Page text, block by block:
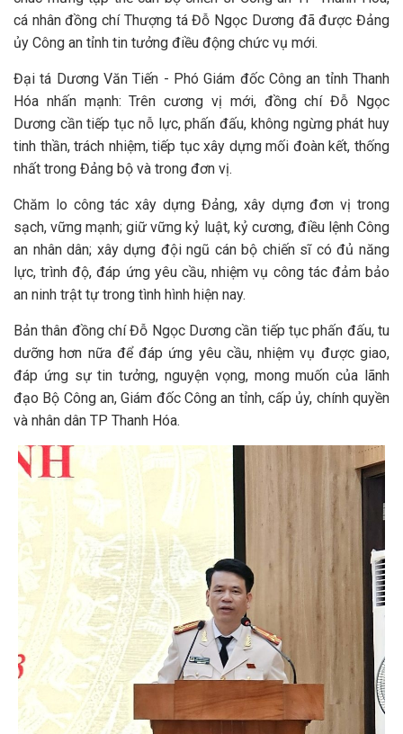
cá nhân đồng chí Thượng tá Đỗ Ngọc Dương đã được Đảng
ủy Công an tỉnh tin tưởng điều động chức vụ mới.
Đại tá Dương Văn Tiến - Phó Giám đốc Công an tỉnh Thanh
Hóa nhấn mạnh: Trên cương vị mới, đồng chí Đỗ Ngọc
Dương cần tiếp tục nỗ lực, phấn đấu, không ngừng phát huy
tinh thần, trách nhiệm, tiếp tục xây dựng mối đoàn kết, thống
nhất trong Đảng bộ và trong đơn vị.
Chăm lo công tác xây dựng Đảng, xây dựng đơn vị trong
sạch, vững mạnh; giữ vững kỷ luật, kỷ cương, điều lệnh Công
an nhân dân; xây dựng đội ngũ cán bộ chiến sĩ có đủ năng
lực, trình độ, đáp ứng yêu cầu, nhiệm vụ công tác đảm bảo
an ninh trật tự trong tình hình hiện nay.
Bản thân đồng chí Đỗ Ngọc Dương cần tiếp tục phấn đấu, tu
dưỡng hơn nữa để đáp ứng yêu cầu, nhiệm vụ được giao,
đáp ứng sự tin tưởng, nguyện vọng, mong muốn của lãnh
đạo Bộ Công an, Giám đốc Công an tỉnh, cấp ủy, chính quyền
và nhân dân TP Thanh Hóa.